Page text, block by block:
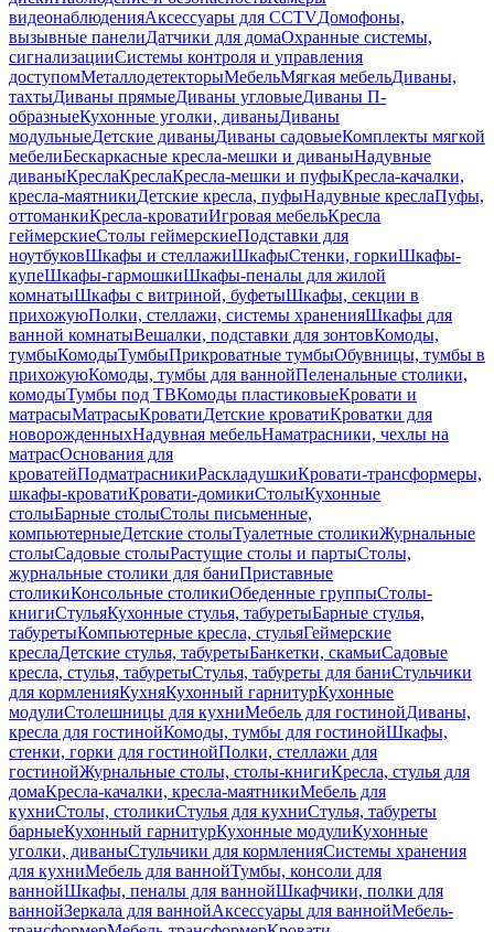
видеонаблюденияАксессуары для CCTVДомофоны,
вызывные панелиДатчики для домаОхранные системы,
сигнализацииСистемы контроля и управления
доступомМеталлодетекторыМебельМягкая мебельДиваны,
тахтыДиваны прямыеДиваны угловыеДиваны П-
образныеКухонные уголки, диваныДиваны
модульныеДетские диваныДиваны садовыеКомплекты мягкой
мебелиБескаркасные кресла-мешки и диваныНадувные
диваныКреслаКреслаКресла-мешки и пуфыКресла-качалки,
кресла-маятникиДетские кресла, пуфыНадувные креслаПуфы,
оттоманкиКресла-кроватиИгровая мебельКресла
геймерскиеСтолы геймерскиеПодставки для
ноутбуковШкафы и стеллажиШкафыСтенки, горкиШкафы-
купеШкафы-гармошкиШкафы-пеналы для жилой
комнатыШкафы с витриной, буфетыШкафы, секции в
прихожуюПолки, стеллажи, системы храненияШкафы для
ванной комнатыВешалки, подставки для зонтовКомоды,
тумбыКомодыТумбыПрикроватные тумбыОбувницы, тумбы в
прихожуюКомоды, тумбы для ваннойПеленальные столики,
комодыТумбы под ТВКомоды пластиковыеКровати и
матрасыМатрасыКроватиДетские кроватиКроватки для
новорожденныхНадувная мебельНаматрасники, чехлы на
матрасОснования для
кроватейПодматрасникиРаскладушкиКровати-трансформеры,
шкафы-кроватиКровати-домикиСтолыКухонные
столыБарные столыСтолы письменные,
компьютерныеДетские столыТуалетные столикиЖурнальные
столыСадовые столыРастущие столы и партыСтолы,
журнальные столики для баниПриставные
столикиКонсольные столикиОбеденные группыСтолы-
книгиСтульяКухонные стулья, табуретыБарные стулья,
табуретыКомпьютерные кресла, стульяГеймерские
креслаДетские стулья, табуретыБанкетки, скамьиСадовые
кресла, стулья, табуретыСтулья, табуреты для баниСтульчики
для кормленияКухняКухонный гарнитурКухонные
модулиСтолешницы для кухниМебель для гостинойДиваны,
кресла для гостинойКомоды, тумбы для гостинойШкафы,
стенки, горки для гостинойПолки, стеллажи для
гостинойЖурнальные столы, столы-книгиКресла, стулья для
домаКресла-качалки, кресла-маятникиМебель для
кухниСтолы, столикиСтулья для кухниСтулья, табуреты
барныеКухонный гарнитурКухонные модулиКухонные
уголки, диваныСтульчики для кормленияСистемы хранения
для кухниМебель для ваннойТумбы, консоли для
ваннойШкафы, пеналы для ваннойШкафчики, полки для
ваннойЗеркала для ваннойАксессуары для ваннойМебель-